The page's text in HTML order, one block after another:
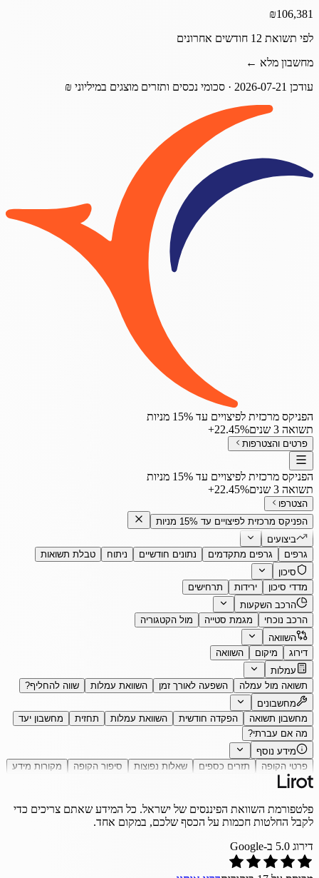
₪106,381
לפי תשואת 12 חודשים אחרונים
מחשבון מלא ←
עודכן 2026-07-21 · סכומי נכסים ותזרים מוצגים במיליוני ₪
הפניקס מרכזית לפיצויים עד 15% מניות
תשואה 3 שנים
‎+22.45%
פרטים והצטרפות
הפניקס מרכזית לפיצויים עד 15% מניות
תשואה 3 שנים
‎+22.45%
הצטרפו
הפניקס מרכזית לפיצויים עד 15% מניות
ביצועים
גרפים
גרפים מתקדמים נתונים חודשיים ניתוח
טבלת תשואות
סיכון
מדדי סיכון
ירידות
תרחישים
הרכב השקעות
הרכב נוכחי
מגמת סטייה
מול הקטגוריה
השוואה
דירוג
מיקום
השוואה
עמלות
תשואה מול עמלה
השפעה לאורך זמן השוואת עמלות
שווה להחליף?
מחשבונים
מחשבון תשואה
הפקדה חודשית השוואת עמלות תחזית
מחשבון יעד
מה אם עברתי?
מידע נוסף
פרטי הקופה
תזרים כספים שאלות נפוצות סיפור הקופה מקורות מידע
פלטפורמת השוואת הפיננסים של ישראל. כל המידע שאתם צריכים כדי
לקבל החלטות חכמות על הכסף שלכם, במקום אחד.
דירוג 5.0 ב-Google